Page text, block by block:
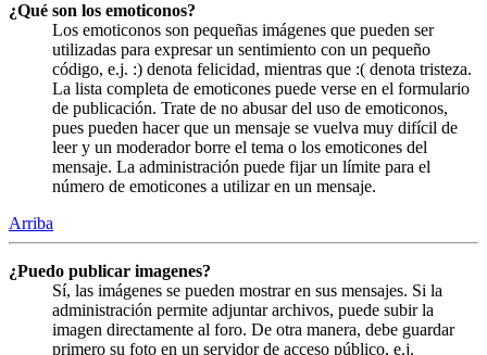
¿Qué son los emoticonos?
Los emoticonos son pequeñas imágenes que pueden ser
utilizadas para expresar un sentimiento con un pequeño
código, e.j. :) denota felicidad, mientras que :( denota tristeza.
La lista completa de emoticones puede verse en el formulario
de publicación. Trate de no abusar del uso de emoticonos,
pues pueden hacer que un mensaje se vuelva muy difícil de
leer y un moderador borre el tema o los emoticones del
mensaje. La administración puede fijar un límite para el
número de emoticones a utilizar en un mensaje.
Arriba
¿Puedo publicar imagenes?
Sí, las imágenes se pueden mostrar en sus mensajes. Si la
administración permite adjuntar archivos, puede subir la
imagen directamente al foro. De otra manera, debe guardar
primero su foto en un servidor de acceso público, e.j.